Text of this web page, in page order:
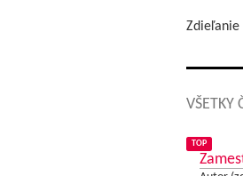
Zdieľanie
VŠETKY
TOP